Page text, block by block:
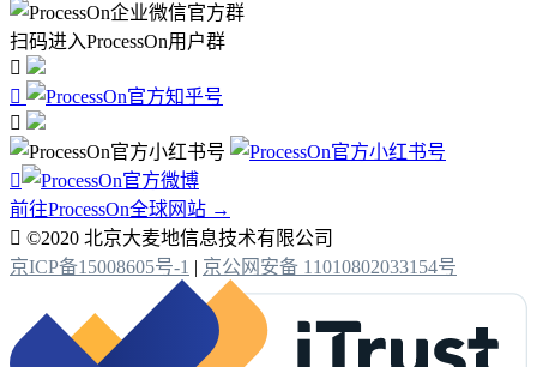
扫码进入ProcessOn用户群




前往ProcessOn全球网站 →
 ©2020 北京大麦地信息技术有限公司
京ICP备15008605号-1 | 京公网安备 11010802033154号